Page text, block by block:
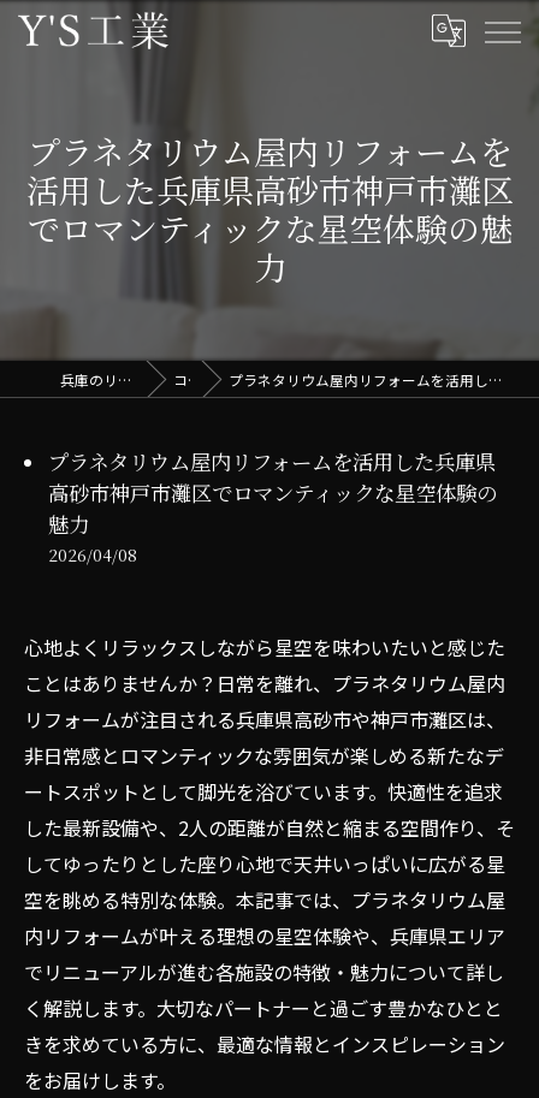
プラネタリウム屋内リフォームを
活用した兵庫県高砂市神戸市灘区
でロマンティックな星空体験の魅
力
兵庫のリフォームはY'S工業 コラム プラネタリウム屋内リフォームを活用した兵庫県高砂市神戸市灘区でロマンティックな星空体験の魅力
プラネタリウム屋内リフォームを活用した兵庫県
高砂市神戸市灘区でロマンティックな星空体験の
魅力
2026/04/08
心地よくリラックスしながら星空を味わいたいと感じた
ことはありませんか？日常を離れ、プラネタリウム屋内
リフォームが注目される兵庫県高砂市や神戸市灘区は、
非日常感とロマンティックな雰囲気が楽しめる新たなデ
ートスポットとして脚光を浴びています。快適性を追求
した最新設備や、2人の距離が自然と縮まる空間作り、そ
してゆったりとした座り心地で天井いっぱいに広がる星
空を眺める特別な体験。本記事では、プラネタリウム屋
内リフォームが叶える理想の星空体験や、兵庫県エリア
でリニューアルが進む各施設の特徴・魅力について詳し
く解説します。大切なパートナーと過ごす豊かなひとと
きを求めている方に、最適な情報とインスピレーション
をお届けします。